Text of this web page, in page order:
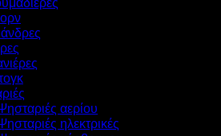
αερίου
ηλεκτρικές